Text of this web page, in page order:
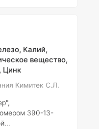
Продукт
что
— 20% (включ
Калий,
вещество,
Цинк
Кимитек С.Л.
390-13-